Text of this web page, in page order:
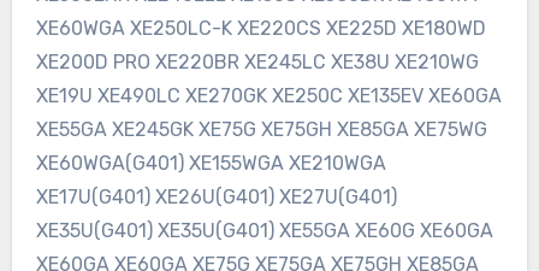
XE60WGA XE250LC-K XE220CS XE225D XE180WD
XE200D PRO XE220BR XE245LC XE38U XE210WG
XE19U XE490LC XE270GK XE250C XE135EV XE60GA
XE55GA XE245GK XE75G XE75GH XE85GA XE75WG
XE60WGA(G401) XE155WGA XE210WGA
XE17U(G401) XE26U(G401) XE27U(G401)
XE35U(G401) XE35U(G401) XE55GA XE60G XE60GA
XE60GA XE60GA XE75G XE75GA XE75GH XE85GA